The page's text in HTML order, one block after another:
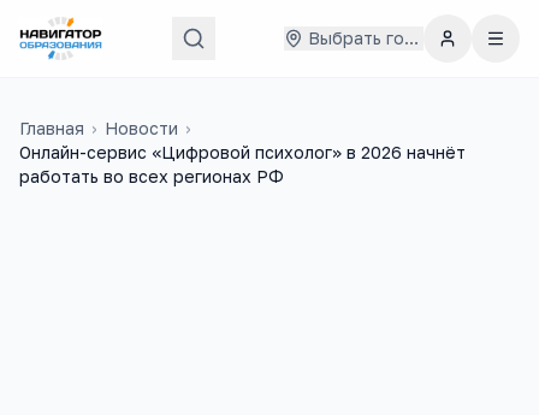
Выбрать город
Главная › Новости ›
Онлайн-сервис «Цифровой психолог» в 2026 начнёт
работать во всех регионах РФ